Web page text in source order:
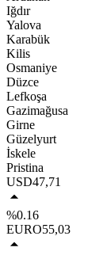
Iğdır
Yalova
Karabük
Kilis
Osmaniye
Düzce
Lefkoşa
Gazimağusa
Girne
Güzelyurt
İskele
Pristina
USD47,71
%0.16
EURO55,03